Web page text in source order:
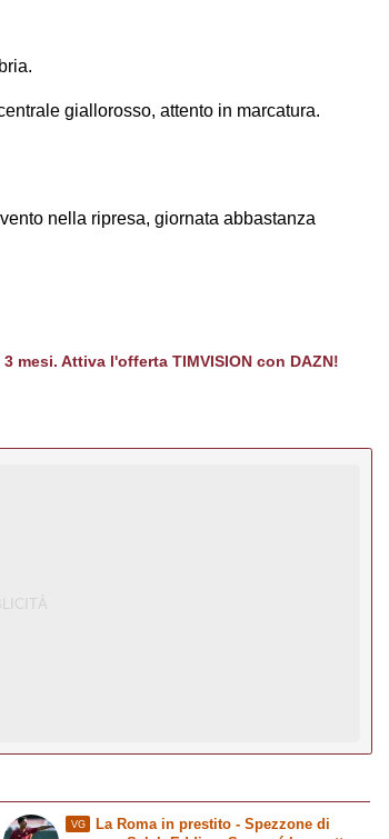
giallorosso, attento in marcatura.
nella ripresa, giornata abbastanza
mesi. Attiva l'offerta TIMVISION con DAZN!
VG La Roma in prestito- Spezzone di